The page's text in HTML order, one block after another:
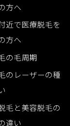
方へ
近で医療脱毛を
方へ
の毛周期
のレーザーの種
毛と美容脱毛の
違い